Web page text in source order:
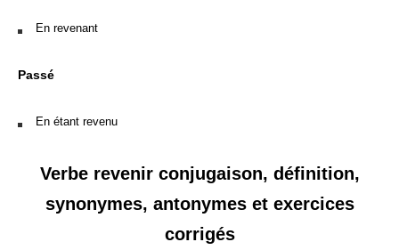
En revenant
Passé
En étant revenu
Verbe revenir conjugaison, définition,
synonymes, antonymes et exercices
corrigés